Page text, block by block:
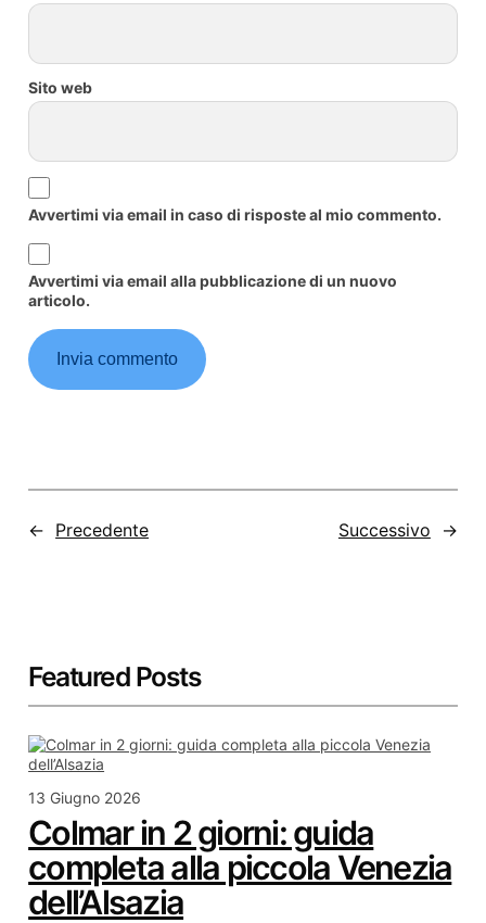
Sito web
Avvertimi via email in caso di risposte al mio commento.
Avvertimi via email alla pubblicazione di un nuovo
articolo.
← Precedente Successivo →
Featured Posts
13 Giugno 2026
Colmar in 2 giorni: guida
completa alla piccola Venezia
dell’Alsazia